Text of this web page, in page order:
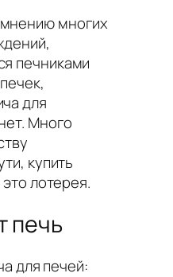
многих
печниками
для
Много
купить
лотерея.
печь
для печей: